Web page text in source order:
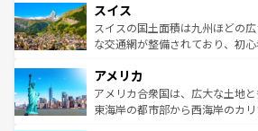
れる地方に足を運ぶとそれぞれで
きるだろう。 なお、新着の
を参照してほしい。
は、お酒好きな人にはぜひ体験してほしい
ドイツ情報はコンテンツ一覧を
リアごとに異なる魅力がある。ま
ティー、ビール好きにはたまら
戦など、本場だからこそできる
ンツ一覧を参照してほしい。
スイス
スイスの国土面積は九州ほどの
な交通網が整備されており、初
の建物がそのまま残る町や、スイ
博物館もあり、アルプス観光だけ
ことができる。国民の所得が高
アメリカ
アメリカ合衆国は、広大な土地と
東海岸の都市部から西海岸のカ